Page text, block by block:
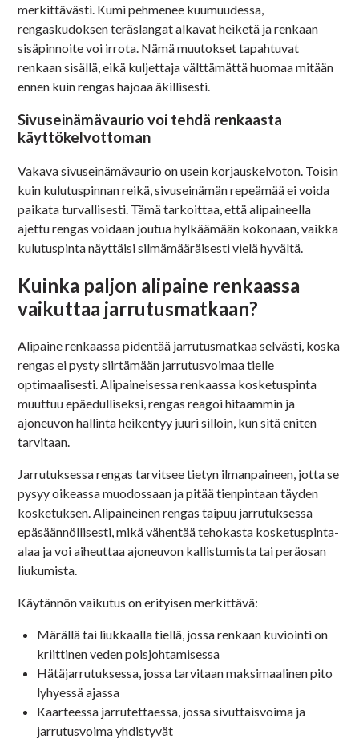
merkittävästi. Kumi pehmenee kuumuudessa,
rengaskudoksen teräslangat alkavat heiketä ja renkaan
sisäpinnoite voi irrota. Nämä muutokset tapahtuvat
renkaan sisällä, eikä kuljettaja välttämättä huomaa mitään
ennen kuin rengas hajoaa äkillisesti.
Sivuseinämävaurio voi tehdä renkaasta
käyttökelvottoman
Vakava sivuseinämävaurio on usein korjauskelvoton. Toisin
kuin kulutuspinnan reikä, sivuseinämän repeämää ei voida
paikata turvallisesti. Tämä tarkoittaa, että alipaineella
ajettu rengas voidaan joutua hylkäämään kokonaan, vaikka
kulutuspinta näyttäisi silmämääräisesti vielä hyvältä.
Kuinka paljon alipaine renkaassa
vaikuttaa jarrutusmatkaan?
Alipaine renkaassa pidentää jarrutusmatkaa selvästi, koska
rengas ei pysty siirtämään jarrutusvoimaa tielle
optimaalisesti. Alipaineisessa renkaassa kosketuspinta
muuttuu epäedulliseksi, rengas reagoi hitaammin ja
ajoneuvon hallinta heikentyy juuri silloin, kun sitä eniten
tarvitaan.
Jarrutuksessa rengas tarvitsee tietyn ilmanpaineen, jotta se
pysyy oikeassa muodossaan ja pitää tienpintaan täyden
kosketuksen. Alipaineinen rengas taipuu jarrutuksessa
epäsäännöllisesti, mikä vähentää tehokasta kosketuspinta-
alaa ja voi aiheuttaa ajoneuvon kallistumista tai peräosan
liukumista.
Käytännön vaikutus on erityisen merkittävä:
Märällä tai liukkaalla tiellä, jossa renkaan kuviointi on
kriittinen veden poisjohtamisessa
Hätäjarrutuksessa, jossa tarvitaan maksimaalinen pito
lyhyessä ajassa
Kaarteessa jarrutettaessa, jossa sivuttaisvoima ja
jarrutusvoima yhdistyvät